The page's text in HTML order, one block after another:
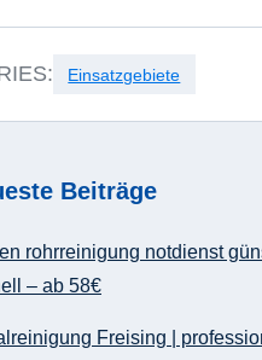
Einsatzgebiete
Beiträge
rohrreinigung notdienst
– ab 58€
Freising |